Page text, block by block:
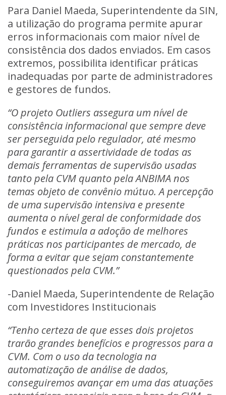
Para Daniel Maeda, Superintendente da SIN,
a utilização do programa permite apurar
erros informacionais com maior nível de
consistência dos dados enviados. Em casos
extremos, possibilita identificar práticas
inadequadas por parte de administradores
e gestores de fundos.
“O projeto Outliers assegura um nível de
consistência informacional que sempre deve
ser perseguida pelo regulador, até mesmo
para garantir a assertividade de todas as
demais ferramentas de supervisão usadas
tanto pela CVM quanto pela ANBIMA nos
temas objeto de convênio mútuo. A percepção
de uma supervisão intensiva e presente
aumenta o nível geral de conformidade dos
fundos e estimula a adoção de melhores
práticas nos participantes de mercado, de
forma a evitar que sejam constantemente
questionados pela CVM.”
-Daniel Maeda, Superintendente de Relação
com Investidores Institucionais
“Tenho certeza de que esses dois projetos
trarão grandes benefícios e progressos para a
CVM. Com o uso da tecnologia na
automatização de análise de dados,
conseguiremos avançar em uma das atuações